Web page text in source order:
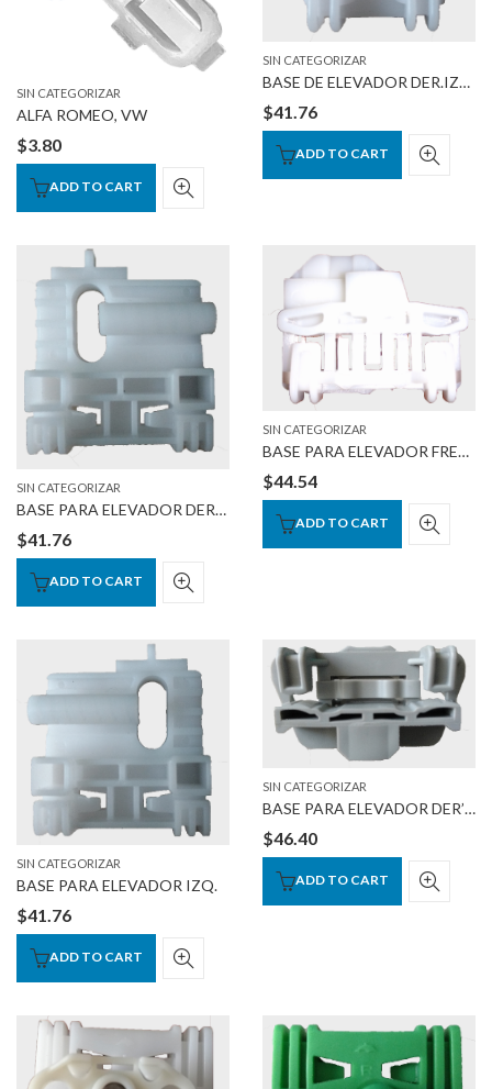
SIN CATEGORIZAR
ALFA ROMEO, VW
$3.80
ADD TO CART
SIN CATEGORIZAR
BASE DE ELEVADOR DER.IZQ. CLIO-1995 2006
$41.76
ADD TO CART
SIN CATEGORIZAR
BASE PARA ELEVADOR DERECHA
$41.76
ADD TO CART
SIN CATEGORIZAR
BASE PARA ELEVADOR FRENTE IZQ.
$44.54
ADD TO CART
SIN CATEGORIZAR
BASE PARA ELEVADOR IZQ.
$41.76
ADD TO CART
SIN CATEGORIZAR
BASE PARA ELEVADOR DER’IZQ DELANTERA
$46.40
ADD TO CART